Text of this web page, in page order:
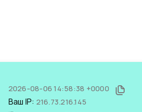
2026-08-06 14:58:38 +0000
Ваш IP: 216.73.216.145